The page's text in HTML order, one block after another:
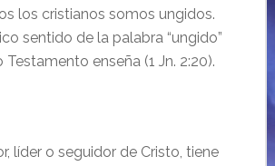
los cristianos somos ungidos.
sentido de la palabra “ungido”
Testamento enseña (1 Jn. 2:20).
líder o seguidor de Cristo, tiene